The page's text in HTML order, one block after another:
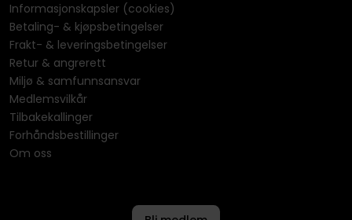
Informasjonskapsler (cookies)
Betaling- & kjøpsbetingelser
Frakt- & leveringsbetingelser
Retur & angrerett
Miljø & samfunnsansvar
Medlemsvilkår
Tilbakekallinger
Forhåndsbestillinger
Om oss